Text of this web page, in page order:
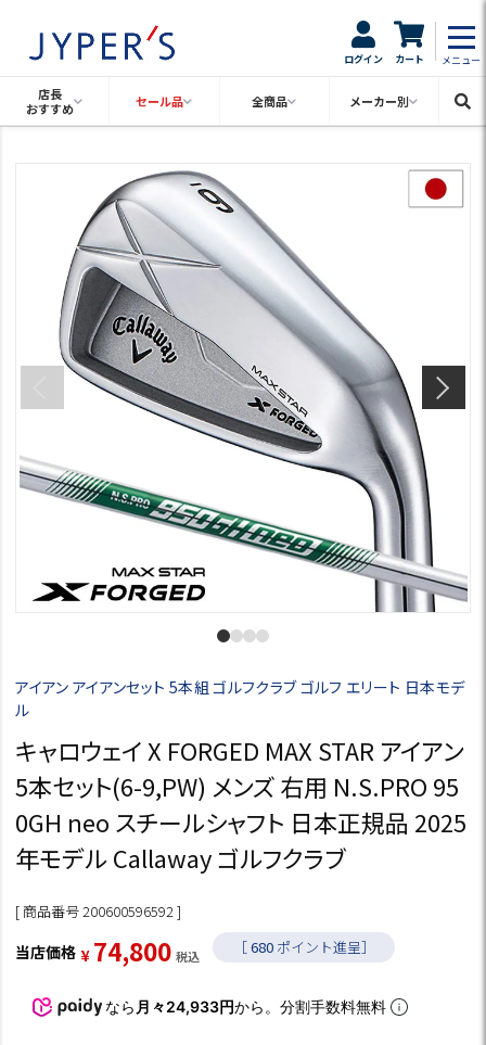
ログイン カート メニュー
店長
おすすめ
セール品 全商品 メーカー別
アイアン アイアンセット 5本組 ゴルフクラブ ゴルフ エリート 日本モデ
ル
キャロウェイ X FORGED MAX STAR アイアン
5本セット(6-9,PW) メンズ 右用 N.S.PRO 95
0GH neo スチールシャフト 日本正規品 2025
年モデル Callaway ゴルフクラブ
商品番号200600596592
当店価格 ¥ 74,800 税込 ［680 ポイント進呈］
なら 月々24,933円から。分割手数料無料